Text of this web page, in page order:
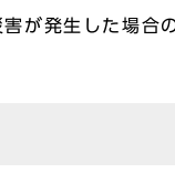
が発生した場合